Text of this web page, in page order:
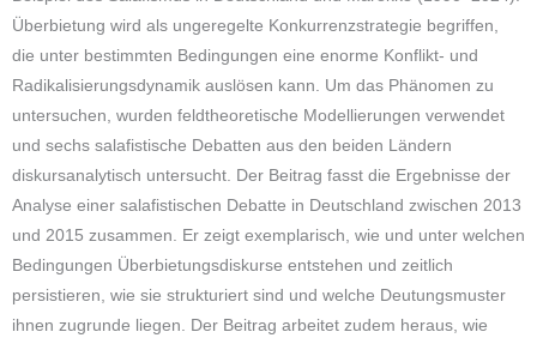
Überbietung wird als ungeregelte Konkurrenzstrategie begriffen,
die unter bestimmten Bedingungen eine enorme Konflikt- und
Radikalisierungsdynamik auslösen kann. Um das Phänomen zu
untersuchen, wurden feldtheoretische Modellierungen verwendet
und sechs salafistische Debatten aus den beiden Ländern
diskursanalytisch untersucht. Der Beitrag fasst die Ergebnisse der
Analyse einer salafistischen Debatte in Deutschland zwischen 2013
und 2015 zusammen. Er zeigt exemplarisch, wie und unter welchen
Bedingungen Überbietungsdiskurse entstehen und zeitlich
persistieren, wie sie strukturiert sind und welche Deutungsmuster
ihnen zugrunde liegen. Der Beitrag arbeitet zudem heraus, wie